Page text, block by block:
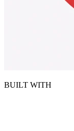
BUILT WITH